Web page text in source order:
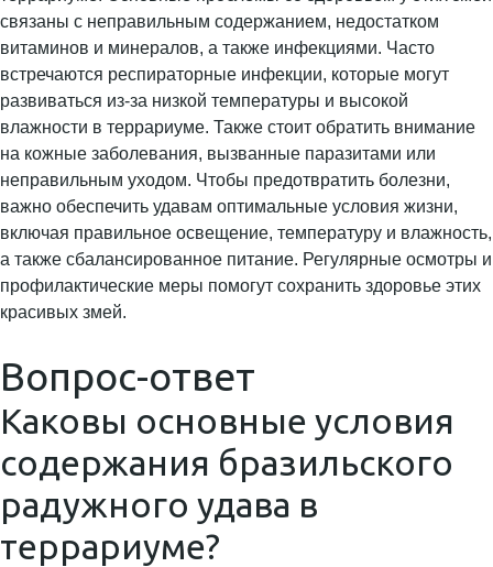
связаны с неправильным содержанием, недостатком
витаминов и минералов, а также инфекциями. Часто
встречаются респираторные инфекции, которые могут
развиваться из-за низкой температуры и высокой
влажности в террариуме. Также стоит обратить внимание
на кожные заболевания, вызванные паразитами или
неправильным уходом. Чтобы предотвратить болезни,
важно обеспечить удавам оптимальные условия жизни,
включая правильное освещение, температуру и влажность,
а также сбалансированное питание. Регулярные осмотры и
профилактические меры помогут сохранить здоровье этих
красивых змей.
Вопрос-ответ
Каковы основные условия
содержания бразильского
радужного удава в
террариуме?